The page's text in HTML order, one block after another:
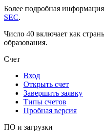
Более подробная
SEC.
Число 40 включает как
образования.
Счет
Вход
Открыть счет
Завершить заявку
Типы счетов
Пробная версия
ПО и загрузки